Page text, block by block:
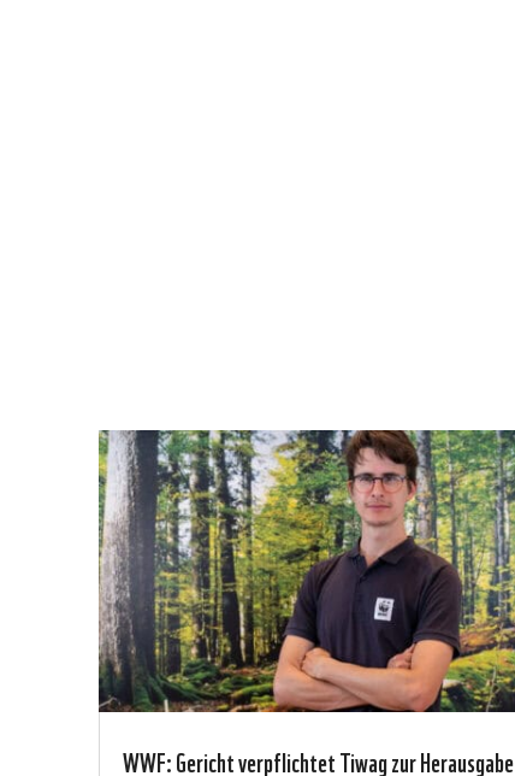
WWF: Gericht verpflichtet Tiwag zur Herausgabe